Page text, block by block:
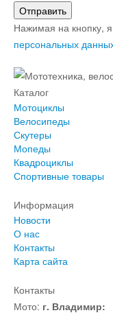
Отправить
Нажимая на кнопку,
персональных
Каталог
Мотоциклы
Велосипеды
Скутеры
Мопеды
Квадроциклы
Спортивные товары
Информация
Новости
О нас
Контакты
Карта сайта
Контакты
Мото: г. Владимир: